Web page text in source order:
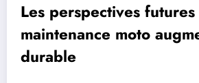
Les perspectives
maintenance moto
durable